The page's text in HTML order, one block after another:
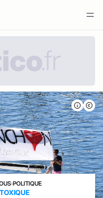
›POLITIQUE